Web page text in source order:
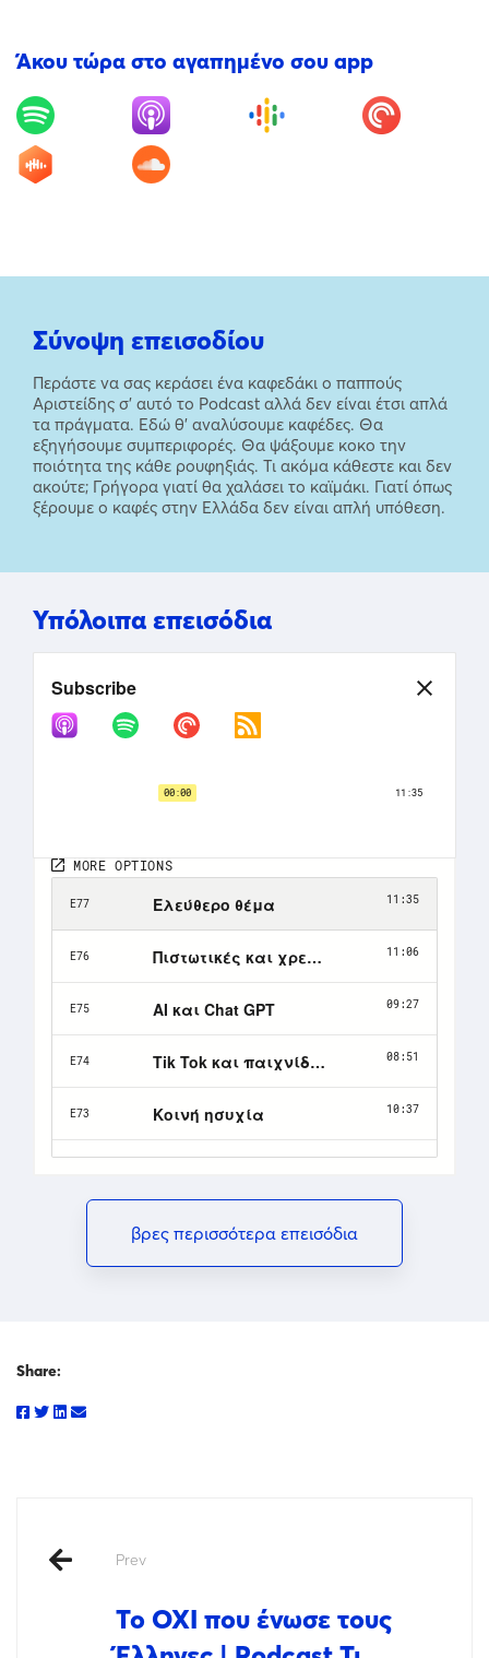
Άκου τώρα στο αγαπημένο σου app
Σύνοψη επεισοδίου
Περάστε να σας κεράσει ένα καφεδάκι ο παππούς
Αριστείδης σ’ αυτό το Podcast αλλά δεν είναι έτσι απλά
τα πράγματα. Εδώ θ’ αναλύσουμε καφέδες. Θα
εξηγήσουμε συμπεριφορές. Θα ψάξουμε κοκο την
ποιότητα της κάθε ρουφηξιάς. Τι ακόμα κάθεστε και δεν
ακούτε; Γρήγορα γιατί θα χαλάσει το καϊμάκι. Γιατί όπως
ξέρουμε ο καφές στην Ελλάδα δεν είναι απλή υπόθεση.
Υπόλοιπα επεισόδια
βρες περισσότερα επεισόδια
Share:
Prev
Το ΟΧΙ που ένωσε τους